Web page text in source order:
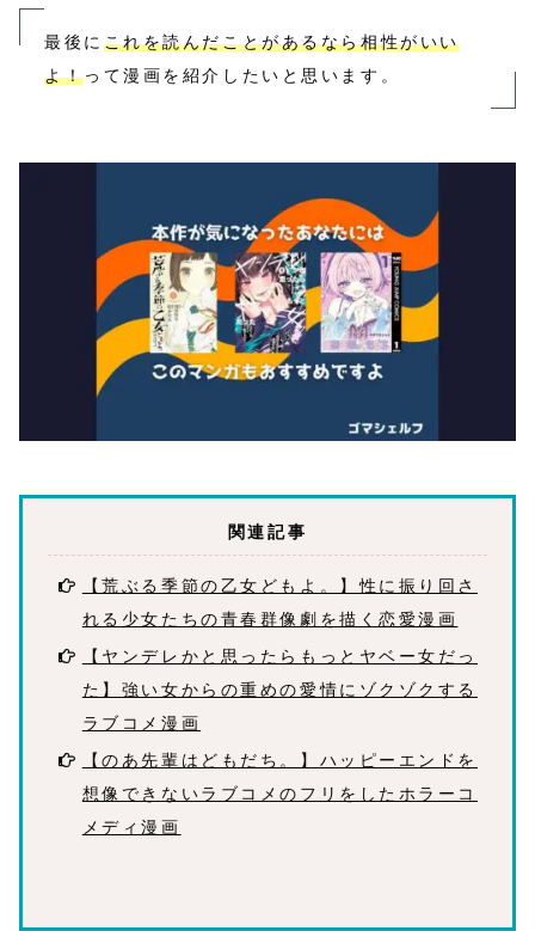
最後に これを読んだことがあるなら相性がいい
よ！って漫画を紹介したいと思います。
関連記事
【荒ぶる季節の乙女どもよ。】性に振り回さ
れる少女たちの青春群像劇を描く恋愛漫画
【ヤンデレかと思ったらもっとヤベー女だっ
た】強い女からの重めの愛情にゾクゾクする
ラブコメ漫画
【のあ先輩はどもだち。】ハッピーエンドを
想像できないラブコメのフリをしたホラーコ
メディ漫画